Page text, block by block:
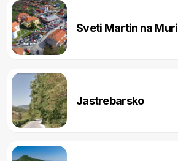
Sveti Martin na Muri
Jastrebarsko